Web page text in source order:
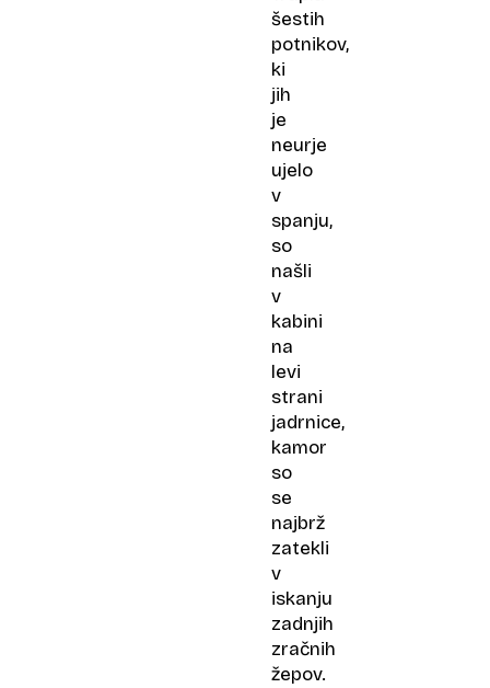
šestih
potnikov,
ki
jih
je
neurje
ujelo
v
spanju,
so
našli
v
kabini
na
levi
strani
jadrnice,
kamor
so
se
najbrž
zatekli
v
iskanju
zadnjih
zračnih
žepov.